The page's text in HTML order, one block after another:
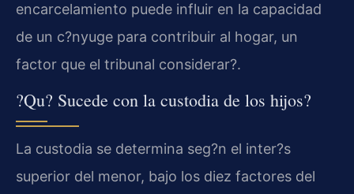
encarcelamiento puede influir en la capacidad
de un c?nyuge para contribuir al hogar, un
factor que el tribunal considerar?.
?Qu? Sucede con la custodia de los hijos?
La custodia se determina seg?n el inter?s
superior del menor, bajo los diez factores del